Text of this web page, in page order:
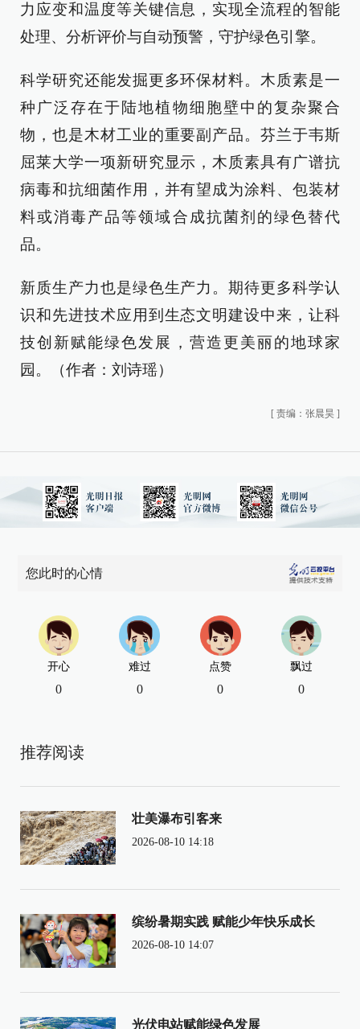
力应变和温度等关键信息，实现全流程的智能
处理、分析评价与自动预警，守护绿色引擎。
科学研究还能发掘更多环保材料。木质素是一
种广泛存在于陆地植物细胞壁中的复杂聚合
物，也是木材工业的重要副产品。芬兰于韦斯
屈莱大学一项新研究显示，木质素具有广谱抗
病毒和抗细菌作用，并有望成为涂料、包装材
料或消毒产品等领域合成抗菌剂的绿色替代
品。
新质生产力也是绿色生产力。期待更多科学认
识和先进技术应用到生态文明建设中来，让科
技创新赋能绿色发展，营造更美丽的地球家
园。（作者：刘诗瑶）
[ 责编：张晨昊 ]
您此时的心情
开心
0
难过
0
点赞
0
飘过
0
推荐阅读
壮美瀑布引客来
2026-08-10 14:18
缤纷暑期实践 赋能少年快乐成长
2026-08-10 14:07
光伏电站赋能绿色发展